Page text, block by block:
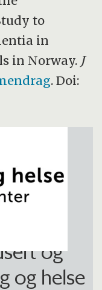
to
in
in Norway. J
. Doi:
og
og helse